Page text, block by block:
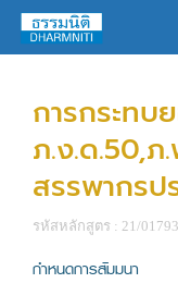
การกระทบ
ภ.ง.ด.50,
สรรพากรป
รหัสหลักสูตร : 21/
กำหนดการสัมมนา